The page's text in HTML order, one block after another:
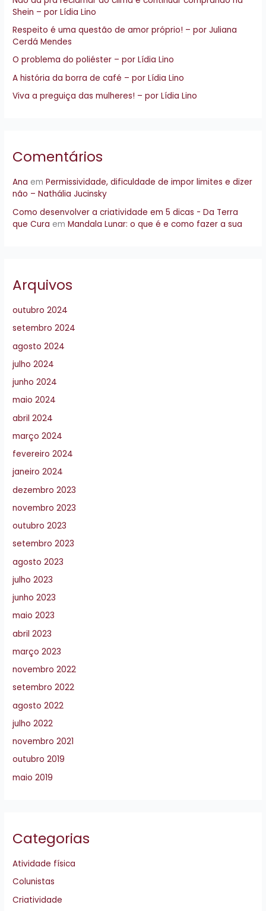
s
r
r
:
Shein – por Lídia Lino
Respeito é uma questão de amor próprio! – por Juliana
Cerdá Mendes
O problema do poliéster – por Lídia Lino
A história da borra de café – por Lídia Lino
Viva a preguiça das mulheres! – por Lídia Lino
Comentários
Ana emPermissividade, dificuldade de impor limites e dizer
não – Nathália Jucinsky
Como desenvolver a criatividade em 5 dicas - Da Terra
que Cura emMandala Lunar: o que é e como fazer a sua
Arquivos
outubro 2024
setembro 2024
agosto 2024
julho 2024
junho 2024
maio 2024
abril 2024
março 2024
fevereiro 2024
janeiro 2024
dezembro 2023
novembro 2023
outubro 2023
setembro 2023
agosto 2023
julho 2023
junho 2023
maio 2023
abril 2023
março 2023
novembro 2022
setembro 2022
agosto 2022
julho 2022
novembro 2021
outubro 2019
maio 2019
Categorias
Atividade física
Colunistas
Criatividade